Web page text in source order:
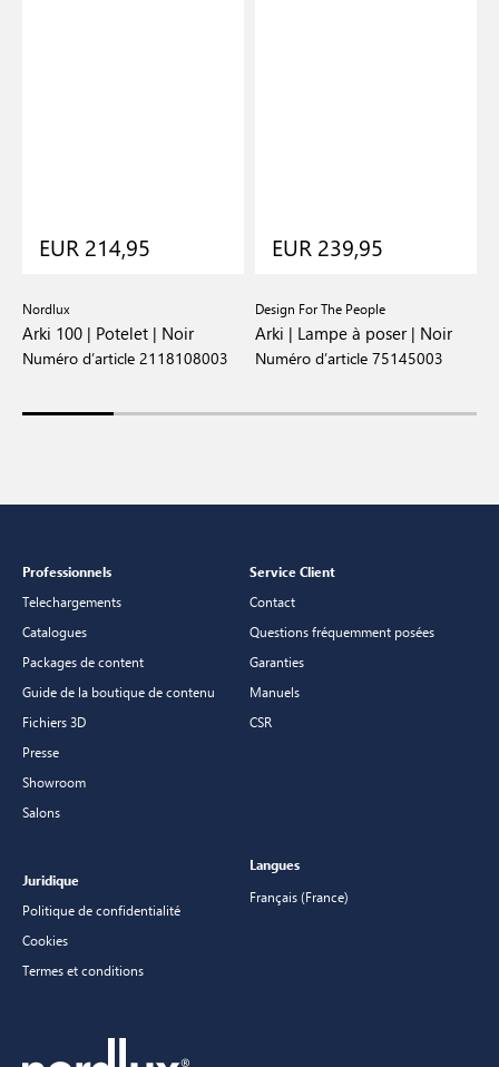
EUR 214,95
Nordlux
Arki 100 | Potelet | Noir
Numéro d’article 2118108003
EUR 239,95
Design For The People
Arki | Lampe à poser | Noir
Numéro d’article 75145003
Professionnels
Telechargements
Catalogues
Packages de content
Guide de la boutique de contenu
Fichiers 3D
Presse
Showroom
Salons
Service Client
Contact
Questions fréquemment posées
Garanties
Manuels
CSR
Juridique
Politique de confidentialité
Cookies
Termes et conditions
Langues
Français (France)